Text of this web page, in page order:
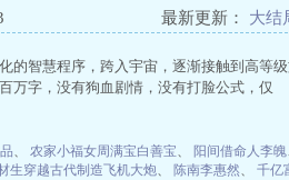
最新更新： 大结
的智慧程序，跨入宇宙，逐渐接触到高等
万字，没有狗血剧情，没有打脸公式，仅
、 农家小福女周满宝白善宝、 阳间借命人李魄
生穿越古代制造飞机大炮、 陈南李惠然、 千亿